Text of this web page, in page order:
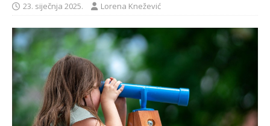
23. siječnja 2025. Lorena Knežević